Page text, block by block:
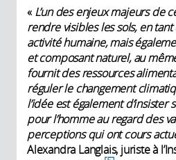
« L’un des enjeux majeurs de
rendre visibles les sols, en
activité humaine, mais
et composant naturel, au
fournit des ressources
réguler le changement
l’idée est également
pour l’homme au regard des
perceptions qui ont cours
Alexandra Langlais, juriste à